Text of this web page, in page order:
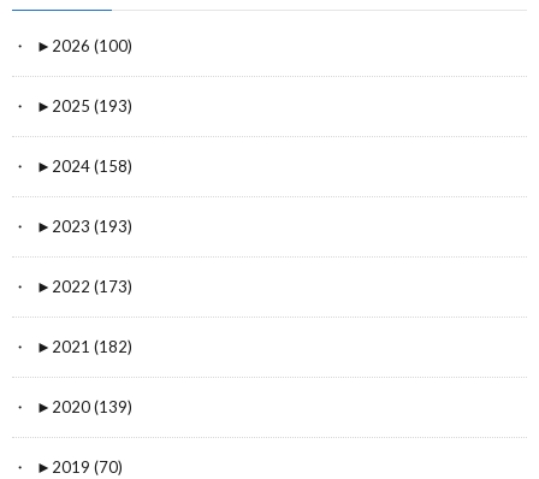
► 2026 (100)
► 2025 (193)
► 2024 (158)
► 2023 (193)
► 2022 (173)
► 2021 (182)
► 2020 (139)
► 2019 (70)